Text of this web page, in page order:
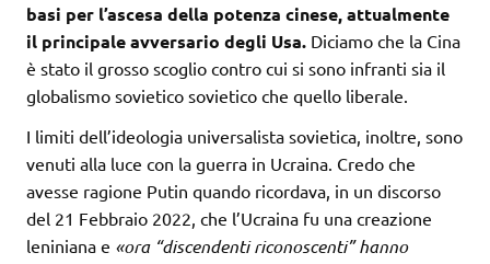
basi per l’ascesa della potenza cinese, attualmente
il principale avversario degli Usa. Diciamo che la Cina
è stato il grosso scoglio contro cui si sono infranti sia il
globalismo sovietico sovietico che quello liberale.
I limiti dell’ideologia universalista sovietica, inoltre, sono
venuti alla luce con la guerra in Ucraina. Credo che
avesse ragione Putin quando ricordava, in un discorso
del 21 Febbraio 2022, che l’Ucraina fu una creazione
leniniana e «ora “discendenti riconoscenti” hanno